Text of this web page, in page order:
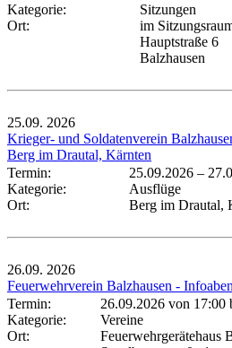
Kategorie:
Sitzungen
Ort:
im
Hauptstraße 6
Balzhausen
25.09. 2026
Krieger- und Soldatenverein
Berg im Drautal, Kärnten
Termin:
25.09.2026 –
Kategorie:
Ausflüge
Ort:
Berg im Drautal,
26.09. 2026
Feuerwehrverein Balzhausen -
Termin:
26.09.2026 von 17:00
Kategorie:
Vereine
Ort:
Feuerwehrgerätehaus